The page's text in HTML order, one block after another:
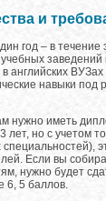
и
год – в
английских
навыки под
нужно иметь
но с учетом
Если вы
нужно будет
6, 5 баллов.